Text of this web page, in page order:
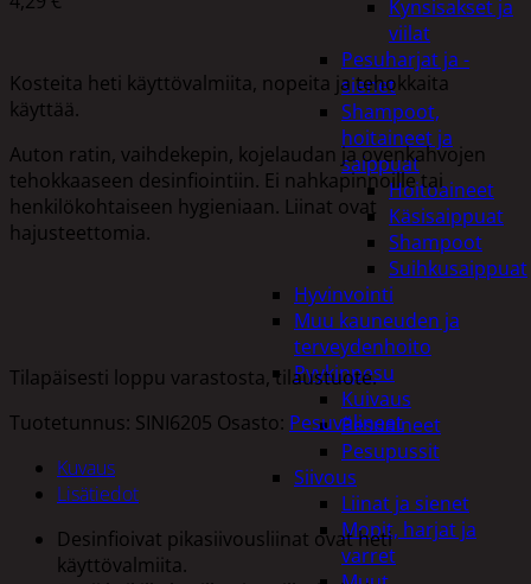
Kynsisakset ja
viilat
Pesuharjat ja -
sienet
Shampoot,
hoitaineet ja
saippuat
Hoitoaineet
Käsisaippuat
Shampoot
Suihkusaippuat
Hyvinvointi
Muu kauneuden ja
terveydenhoito
Pyykinpesu
Kuivaus
Pesuaineet
Pesupussit
Siivous
Liinat ja sienet
Mopit, harjat ja
varret
Kosteita heti käyttövalmiita, nopeita ja tehokkaita
käyttää.
Auton ratin, vaihdekepin, kojelaudan ja ovenkahvojen
tehokkaaseen desinfiointiin. Ei nahkapinnoille tai
henkilökohtaiseen hygieniaan. Liinat ovat
hajusteettomia.
Tilapäisesti loppu varastosta, tilaustuote.
Tuotetunnus: SINI6205 Osasto: Pesuvälineet
Kuvaus
Lisätiedot
Desinfioivat pikasiivousliinat ovat heti
käyttövalmiita.